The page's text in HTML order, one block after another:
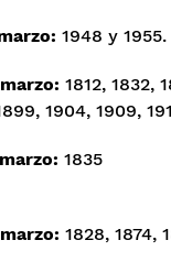
1948 y 1955.
1812, 1832,
1904, 1909,
1835
1828, 1874,